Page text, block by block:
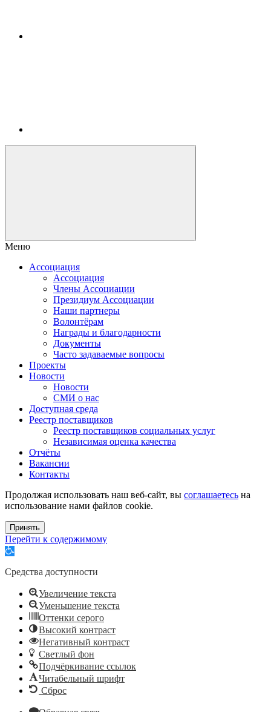
Меню
Ассоциация
Ассоциация
Члены Ассоциации
Президиум Ассоциации
Наши партнеры
Волонтёрам
Награды и благодарности
Документы
Часто задаваемые вопросы
Проекты
Новости
Новости
СМИ о нас
Доступная среда
Реестр поставщиков
Реестр поставщиков социальных услуг
Независимая оценка качества
Отчёты
Вакансии
Контакты
Продолжая использовать наш веб-сайт, вы соглашаетесь на
использование нами файлов cookie.
Принять
Перейти к содержимому
Открыть
инструментов
Средства доступности
Увеличение текста
Уменьшение текста
Оттенки серого
Высокий контраст
Негативный контраст
Светлый фон
Подчёркивание ссылок
Читабельный шрифт
Сброс